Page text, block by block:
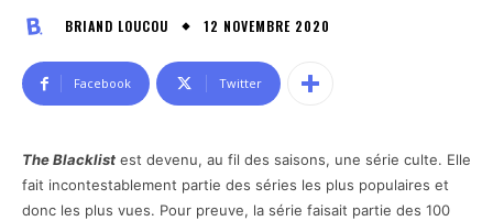
BRIAND LOUCOU 12 NOVEMBRE 2020
Facebook Twitter
The Blacklist est devenu, au fil des saisons, une série culte. Elle
fait incontestablement partie des séries les plus populaires et
donc les plus vues. Pour preuve, la série faisait partie des 100